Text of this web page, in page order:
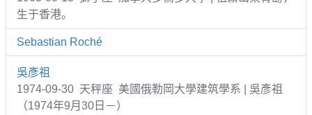
生于香港。
Sebastian Roché
吳彥祖
1974-09-30 天秤座 美國俄勒岡大學建筑學系 | 吳彥祖
（1974年9月30日－）